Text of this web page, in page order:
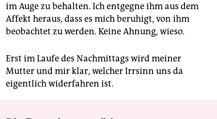
im Auge zu behalten. Ich entgegne ihm aus dem
Affekt heraus, dass es mich beruhigt, von ihm
beobachtet zu werden. Keine Ahnung, wieso.
Erst im Laufe des Nachmittags wird meiner
Mutter und mir klar, welcher Irrsinn uns da
eigentlich widerfahren ist.